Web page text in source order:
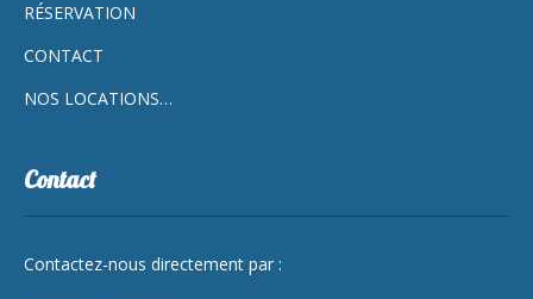
RÉSERVATION
CONTACT
NOS LOCATIONS…
Contact
Contactez-nous directement par :